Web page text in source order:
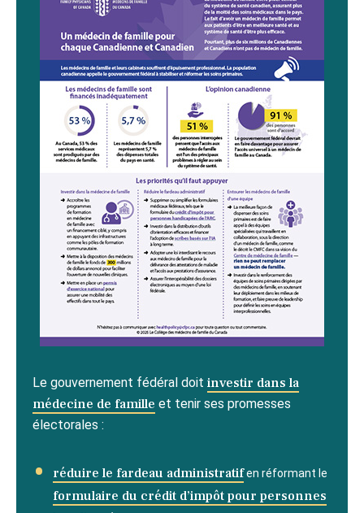
Le gouvernement fédéral doit investir dans la
médecine de famille et tenir ses promesses
électorales :
réduire le fardeau administratifen réformant le
formulaire du crédit d’impôt pour personnes